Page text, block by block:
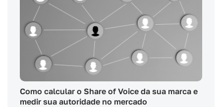
Como calcular o Share of Voice da sua marca e
medir sua autoridade no mercado